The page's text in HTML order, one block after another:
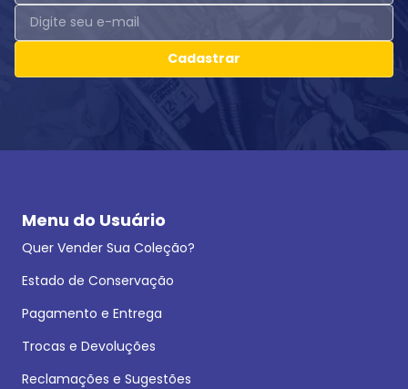
Cadastrar
Menu do Usuário
Quer Vender Sua Coleção?
Estado de Conservação
Pagamento e Entrega
Trocas e Devoluções
Reclamações e Sugestões